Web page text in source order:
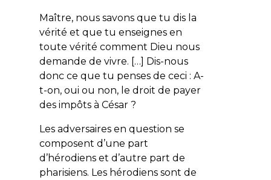
Maître, nous savons que tu dis la
vérité et que tu enseignes en
toute vérité comment Dieu nous
demande de vivre. […] Dis-nous
donc ce que tu penses de ceci : A-
t-on, oui ou non, le droit de payer
des impôts à César ?
Les adversaires en question se
composent d’une part
d’hérodiens et d’autre part de
pharisiens. Les hérodiens sont de